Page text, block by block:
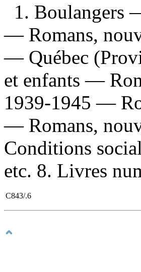
1. Boulangers
— Romans,
— Québec
et enfants —
1939-1945 —
— Romans,
Conditions
etc. 8. Livres
C843/.6